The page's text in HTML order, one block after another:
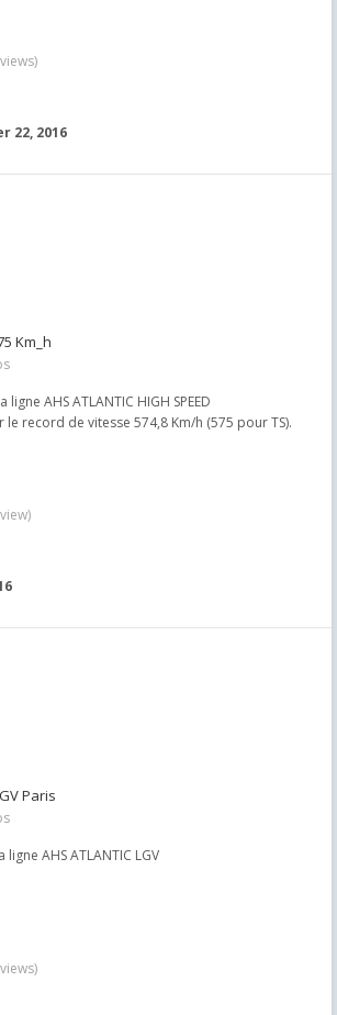
22, 2016
Km_h
AHS ATLANTIC HIGH SPEED
le record de vitesse 574,8 Km/h (575 pour TS).
Paris
AHS ATLANTIC LGV